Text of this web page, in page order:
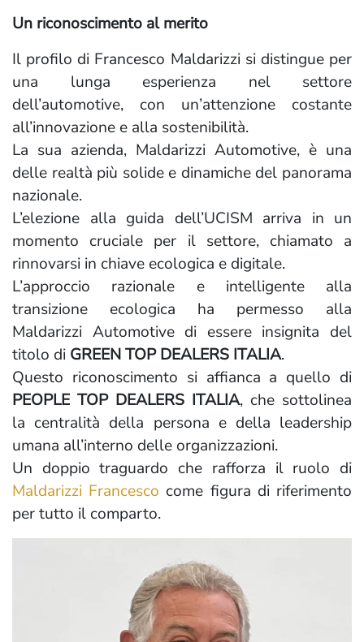
Un riconoscimento al merito
Il profilo di Francesco Maldarizzi si distingue per
una lunga esperienza nel settore
dell’automotive, con un’attenzione costante
all’innovazione e alla sostenibilità.
La sua azienda, Maldarizzi Automotive, è una
delle realtà più solide e dinamiche del panorama
nazionale.
L’elezione alla guida dell’UCISM arriva in un
momento cruciale per il settore, chiamato a
rinnovarsi in chiave ecologica e digitale.
L’approccio razionale e intelligente alla
transizione ecologica ha permesso alla
Maldarizzi Automotive di essere insignita del
titolo di GREEN TOP DEALERS ITALIA.
Questo riconoscimento si affianca a quello di
PEOPLE TOP DEALERS ITALIA, che sottolinea
la centralità della persona e della leadership
umana all’interno delle organizzazioni.
Un doppio traguardo che rafforza il ruolo di
Maldarizzi Francesco come figura di riferimento
per tutto il comparto.